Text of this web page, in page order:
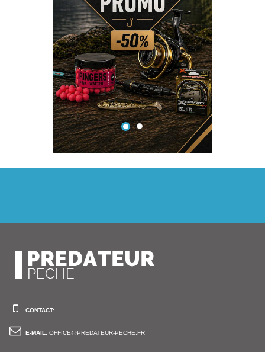
CONTACT:
E-MAIL: OFFICE@PREDATEUR-PECHE.FR